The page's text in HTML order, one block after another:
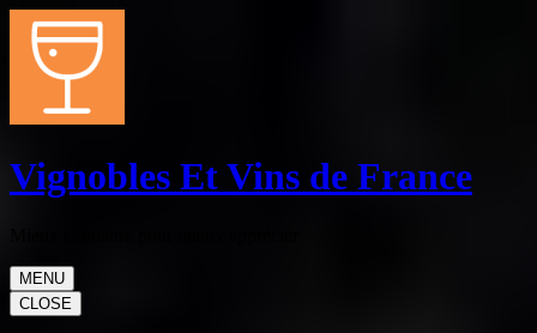
Aller
contenu
(Pressez
Entrée)
Vignobles Et Vins de France
MENU
CLOSE